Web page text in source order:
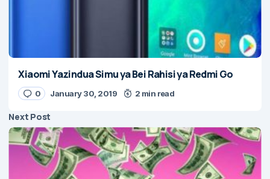
Xiaomi Yazindua Simu ya Bei Rahisi ya Redmi Go
0 January 30, 2019 2 min read
Next Post